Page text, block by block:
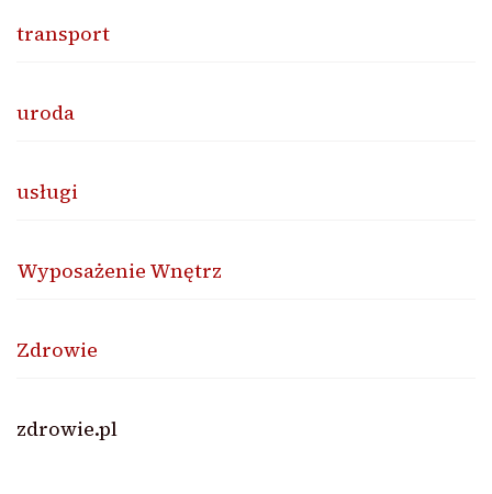
transport
uroda
usługi
Wyposażenie Wnętrz
Zdrowie
zdrowie.pl